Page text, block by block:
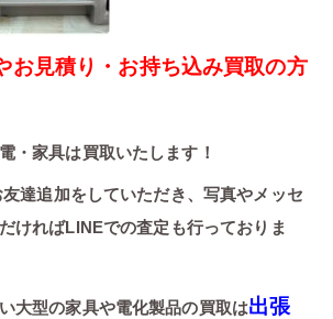
お見積り・お持ち込み買取の方
・家具は買取いたします！
達追加をしていただき、写真やメッセ
ければLINEでの査定も行っておりま
大型の家具や電化製品の買取は出張